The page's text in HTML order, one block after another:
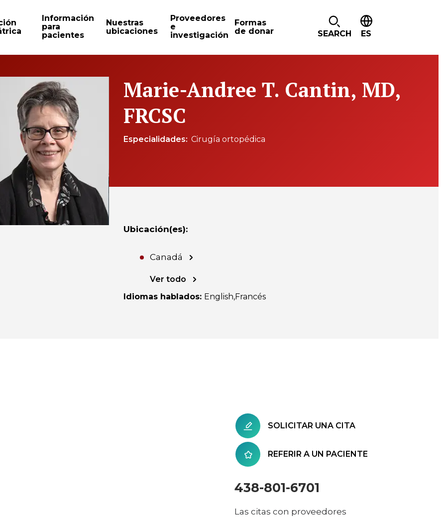
Información
para
pacientes
Nuestras
ubicaciones
Proveedores
e
investigación
Formas
de donar
SEARCH ES
Marie-Andree T. Cantin, MD,
FRCSC
Especialidades Cirugía ortopédica
Ubicación(es):
Canadá
Ver todo
Idiomas hablados: English Francés
SOLICITAR UNA CITA
REFERIR A UN PACIENTE
438-801-6701
Las citas con proveedores